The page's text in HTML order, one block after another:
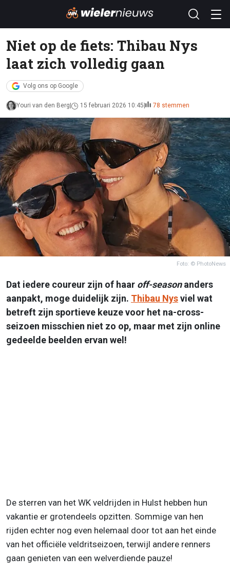
Niet op de fiets: Thibau Nys
laat zich volledig gaan
Volg ons op Google
Youri van den Berg 15 februari 2026 10:45 78 stemmen
Foto: © PhotoNews
Dat iedere coureur zijn of haar off-seasonanders
aanpakt, moge duidelijk zijn. Thibau Nysviel wat
betreft zijn sportieve keuze voor het na-cross-
seizoen misschien niet zo op, maar met zijn online
gedeelde beelden ervan wel!
De sterren van het WK veldrijden in Hulst hebben hun
vakantie er grotendeels opzitten. Sommige van hen
rijden echter nog even helemaal door tot aan het einde
van het officiële veldritseizoen, terwijl andere renners
gaan genieten van een welverdiende pauze!